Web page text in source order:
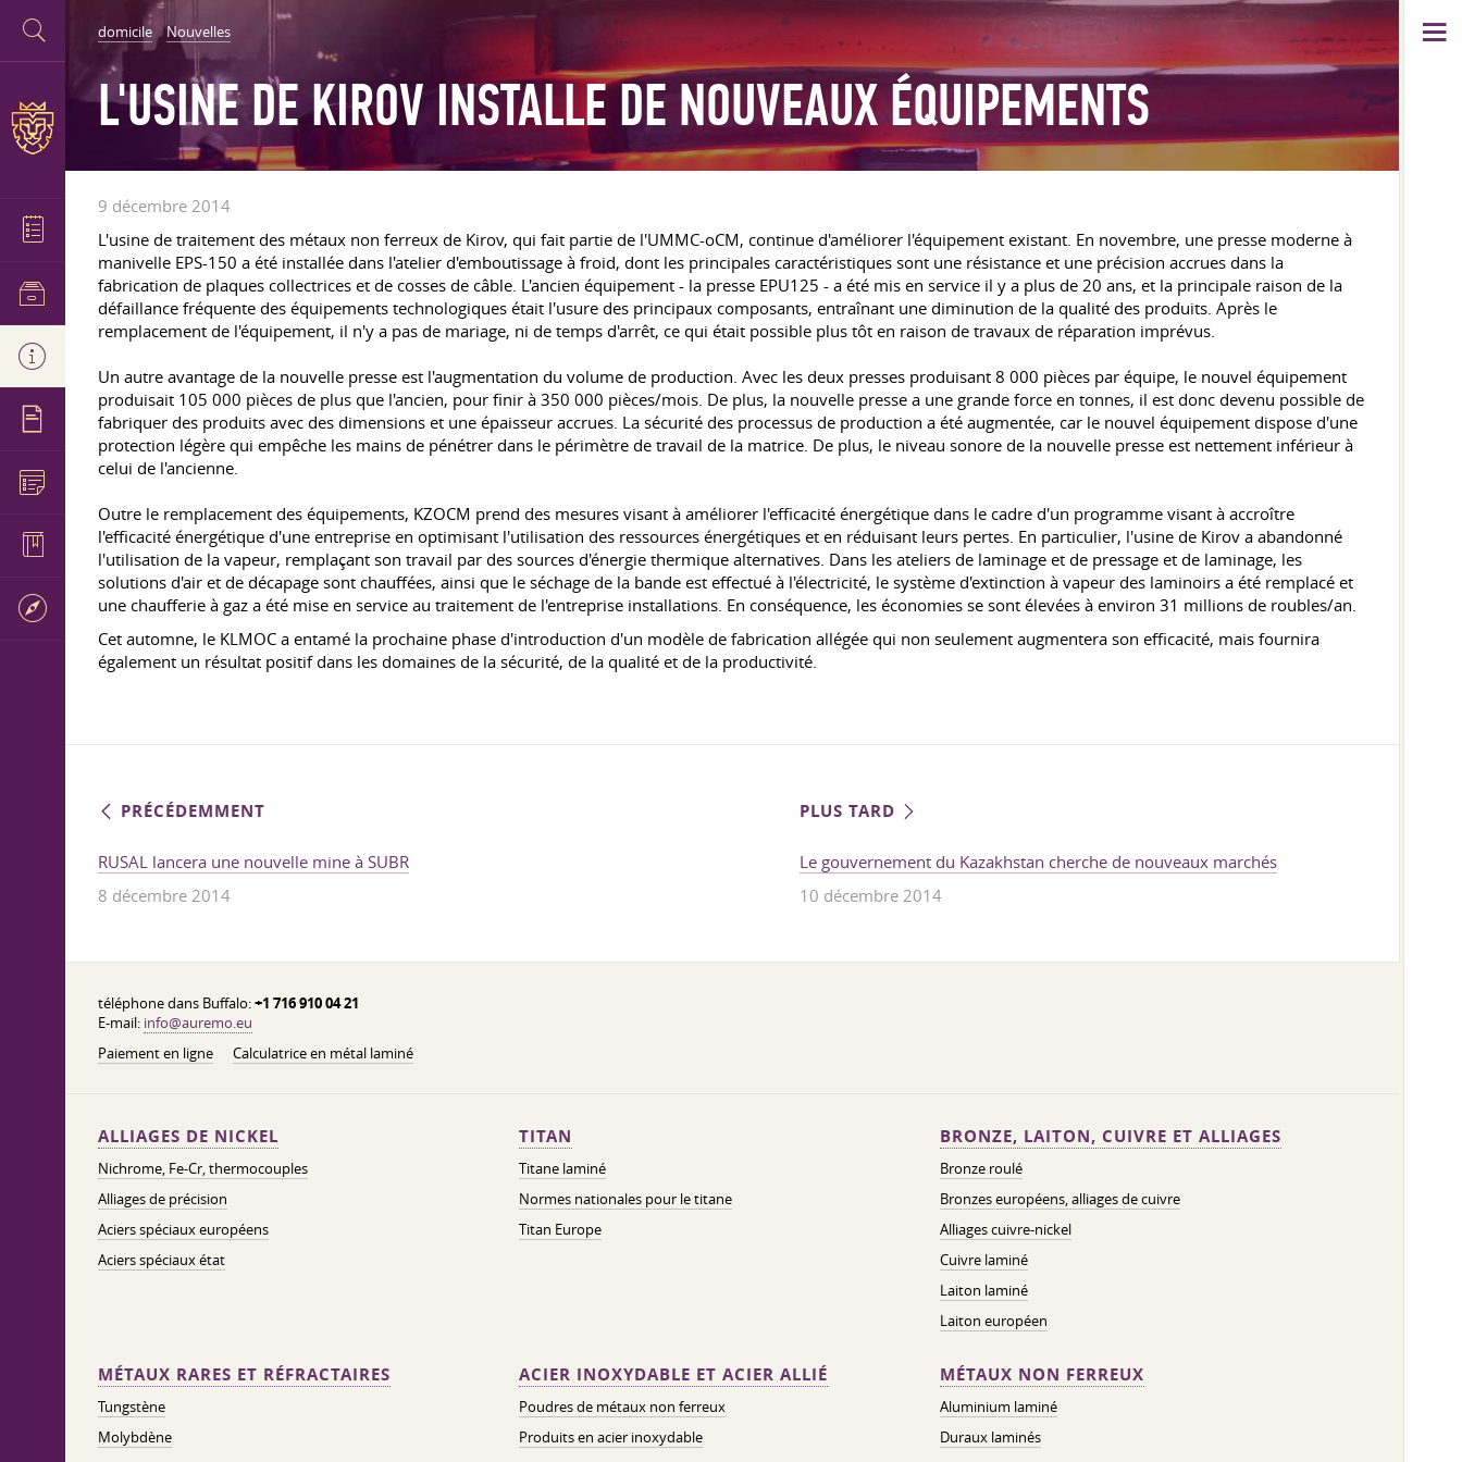
domicile Nouvelles
L'USINE DE KIROV INSTALLE DE NOUVEAUX ÉQUIPEMENTS
9 décembre 2014
L'usine de traitement des métaux non ferreux de Kirov, qui fait partie de l'UMMC-oCM, continue d'améliorer l'équipement existant. En novembre, une presse moderne à
manivelle EPS-150 a été installée dans l'atelier d'emboutissage à froid, dont les principales caractéristiques sont une résistance et une précision accrues dans la
fabrication de plaques collectrices et de cosses de câble. L'ancien équipement - la presse EPU125 - a été mis en service il y a plus de 20 ans, et la principale raison de la
défaillance fréquente des équipements technologiques était l'usure des principaux composants, entraînant une diminution de la qualité des produits. Après le
remplacement de l'équipement, il n'y a pas de mariage, ni de temps d'arrêt, ce qui était possible plus tôt en raison de travaux de réparation imprévus.
Un autre avantage de la nouvelle presse est l'augmentation du volume de production. Avec les deux presses produisant 8 000 pièces par équipe, le nouvel équipement
produisait 105 000 pièces de plus que l'ancien, pour finir à 350 000 pièces/mois. De plus, la nouvelle presse a une grande force en tonnes, il est donc devenu possible de
fabriquer des produits avec des dimensions et une épaisseur accrues. La sécurité des processus de production a été augmentée, car le nouvel équipement dispose d'une
protection légère qui empêche les mains de pénétrer dans le périmètre de travail de la matrice. De plus, le niveau sonore de la nouvelle presse est nettement inférieur à
celui de l'ancienne.
Outre le remplacement des équipements, KZOCM prend des mesures visant à améliorer l'efficacité énergétique dans le cadre d'un programme visant à accroître
l'efficacité énergétique d'une entreprise en optimisant l'utilisation des ressources énergétiques et en réduisant leurs pertes. En particulier, l'usine de Kirov a abandonné
l'utilisation de la vapeur, remplaçant son travail par des sources d'énergie thermique alternatives. Dans les ateliers de laminage et de pressage et de laminage, les
solutions d'air et de décapage sont chauffées, ainsi que le séchage de la bande est effectué à l'électricité, le système d'extinction à vapeur des laminoirs a été remplacé et
une chaufferie à gaz a été mise en service au traitement de l'entreprise installations. En conséquence, les économies se sont élevées à environ 31 millions de roubles/an.
Cet automne, le KLMOC a entamé la prochaine phase d'introduction d'un modèle de fabrication allégée qui non seulement augmentera son efficacité, mais fournira
également un résultat positif dans les domaines de la sécurité, de la qualité et de la productivité.
PRÉCÉDEMMENT
RUSAL lancera une nouvelle mine à SUBR
8 décembre 2014
PLUS TARD
Le gouvernement du Kazakhstan cherche de nouveaux marchés
10 décembre 2014
téléphone dans Buffalo:+1 716 910 04 21
E-mail: info@auremo.eu
Paiement en ligne
Calculatrice en métal laminé
ALLIAGES DE NICKEL
Nichrome, Fe-Cr, thermocouples
Alliages de précision
Aciers spéciaux européens
Aciers spéciaux état
TITAN
Titane laminé
Normes nationales pour le titane
Titan Europe
BRONZE, LAITON, CUIVRE ET ALLIAGES
Bronze roulé
Bronzes européens, alliages de cuivre
Alliages cuivre-nickel
Cuivre laminé
Laiton laminé
Laiton européen
MÉTAUX RARES ET RÉFRACTAIRES
Tungstène
Molybdène
ACIER INOXYDABLE ET ACIER ALLIÉ
Poudres de métaux non ferreux
Produits en acier inoxydable
MÉTAUX NON FERREUX
Aluminium laminé
Duraux laminés